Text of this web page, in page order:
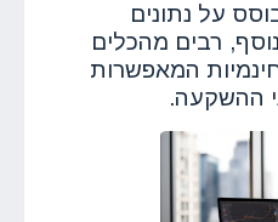
על נתונים
רבים מהכלים
חינמיות המאפשרות
ההשקעה.